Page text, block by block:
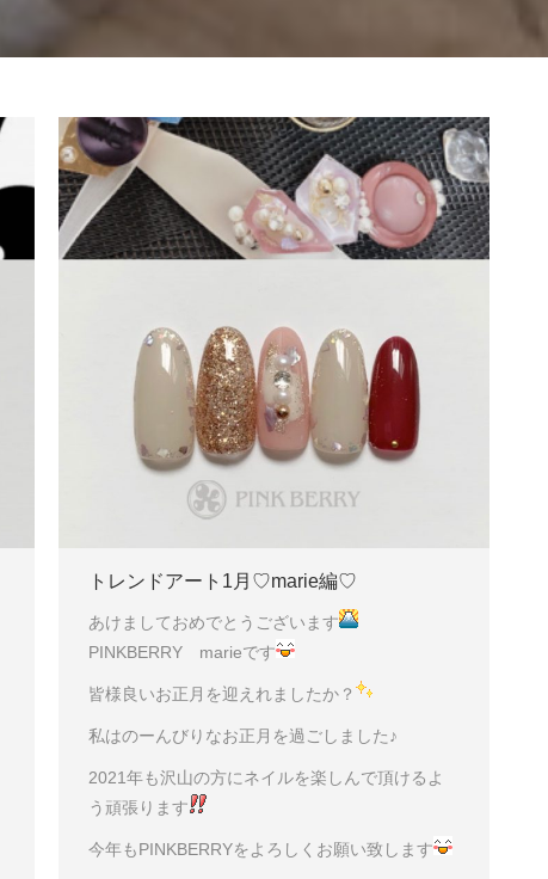
トレンドアート1月♡marie編♡
あけましておめでとうございます
PINKBERRY marieです
皆様良いお正月を迎えれましたか？
私はのーんびりなお正月を過ごしました♪
2021年も沢山の方にネイルを楽しんで頂けるよ
う頑張ります
今年もPINKBERRYをよろしくお願い致します